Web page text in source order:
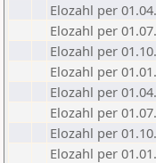
Elozahl per
Elozahl per
Elozahl per
Elozahl per
Elozahl per
Elozahl per
Elozahl per
Elozahl per